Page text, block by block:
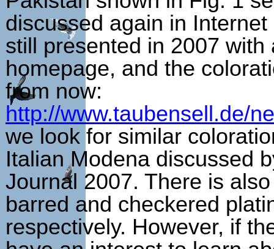
discussed again in
still presented in 2007
homepage, and the
from now:
http://www.taubensell.de/
we look for similar
Italian Modena discussed
Journal 2007. There is
barred and checkered
respectively. However, if